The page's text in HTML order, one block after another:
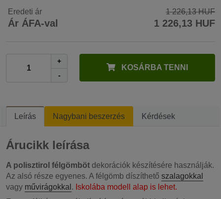
Eredeti ár 1 226,13 HUF
Ár ÁFA-val 1 226,13 HUF
+
-
KOSÁRBA TENNI
Leírás Nagybani beszerzés Kérdések
Árucikk leírása
A polisztirol félgömböt dekorációk készítésére használják.
Az alsó része egyenes. A félgömb díszíthető szalagokkal
vagy művirágokkal . Iskolába modell alap is lehet.